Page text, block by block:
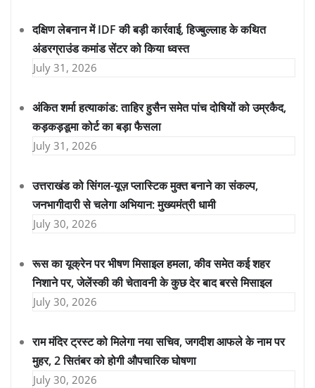
दक्षिण लेबनान में IDF की बड़ी कार्रवाई, हिज्बुल्लाह के कथित
अंडरग्राउंड कमांड सेंटर को किया ध्वस्त
July 31, 2026
अंकित शर्मा हत्याकांड: ताहिर हुसैन समेत पांच दोषियों को उम्रकैद,
कड़कड़डूमा कोर्ट का बड़ा फैसला
July 31, 2026
उत्तराखंड को सिंगल-यूज़ प्लास्टिक मुक्त बनाने का संकल्प,
जनभागीदारी से चलेगा अभियान: मुख्यमंत्री धामी
July 30, 2026
रूस का यूक्रेन पर भीषण मिसाइल हमला, कीव समेत कई शहर
निशाने पर, जेलेंस्की की चेतावनी के कुछ देर बाद बरसे मिसाइल
July 30, 2026
राम मंदिर ट्रस्ट को मिलेगा नया सचिव, जगदीश आफले के नाम पर
मुहर, 2 सितंबर को होगी औपचारिक घोषणा
July 30, 2026